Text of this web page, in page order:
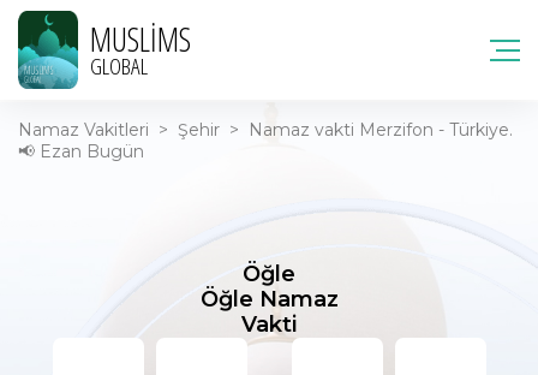
MUSLIMS
GLOBAL
Namaz Vakitleri > Şehir >
Namaz vakti Merzifon - Türkiye.
📢 Ezan Bugün
Öğle
Öğle Namaz
Vakti